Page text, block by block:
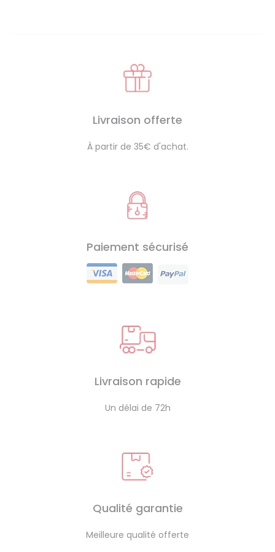
Livraison offerte
À partir de 35€ d'achat.
Paiement sécurisé
Livraison rapide
Un délai de 72h
Qualité garantie
Meilleure qualité offerte